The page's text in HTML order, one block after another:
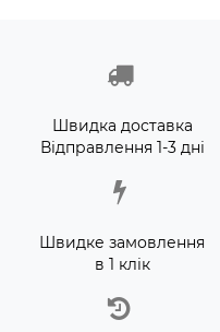
Швидка доставка
Відправлення 1-3 дні
Швидке замовлення
в 1 клік